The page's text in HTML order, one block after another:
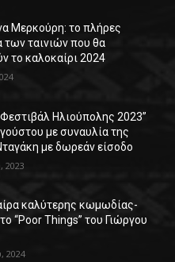
Μερκούρη: το πλήρες
των ταινιών που θα
το καλοκαίρι 2024
Ηλιούπολης 2023”
με συναυλία της
με δωρεάν είσοδο
2023
καλύτερης κωμωδίας-
“Poor Things” του Γιώργου
2024